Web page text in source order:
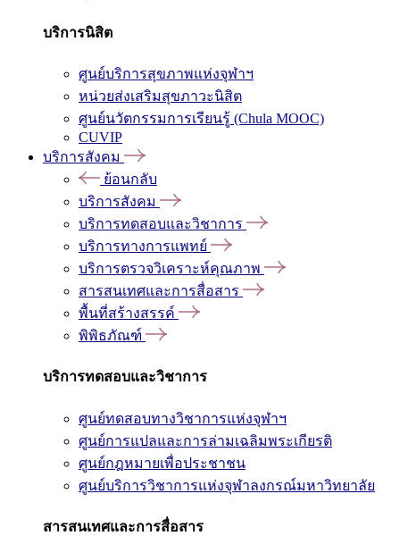
บริการนิสิต
ศูนย์บริการสุขภาพแห่งจุฬาฯ
หน่วยส่งเสริมสุขภาวะนิสิต
ศูนย์นวัตกรรมการเรียนรู้ (Chula MOOC)
CUVIP
บริการสังคม
ย้อนกลับ
บริการสังคม
บริการทดสอบและวิชาการ
บริการทางการแพทย์
บริการตรวจวิเคราะห์คุณภาพ
สารสนเทศและการสื่อสาร
พื้นที่สร้างสรรค์
พิพิธภัณฑ์
บริการทดสอบและวิชาการ
ศูนย์ทดสอบทางวิชาการแห่งจุฬาฯ
ศูนย์การแปลและการล่ามเฉลิมพระเกียรติ
ศูนย์กฎหมายเพื่อประชาชน
ศูนย์บริการวิชาการแห่งจุฬาลงกรณ์มหาวิทยาลัย
สารสนเทศและการสื่อสาร